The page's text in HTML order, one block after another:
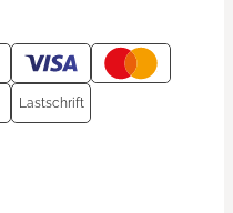
Lastschrift